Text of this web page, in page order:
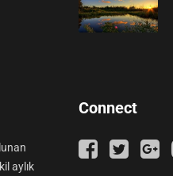
aylık
Connect